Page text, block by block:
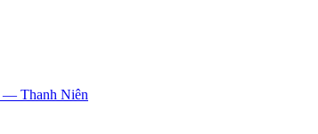
— Thanh Niên